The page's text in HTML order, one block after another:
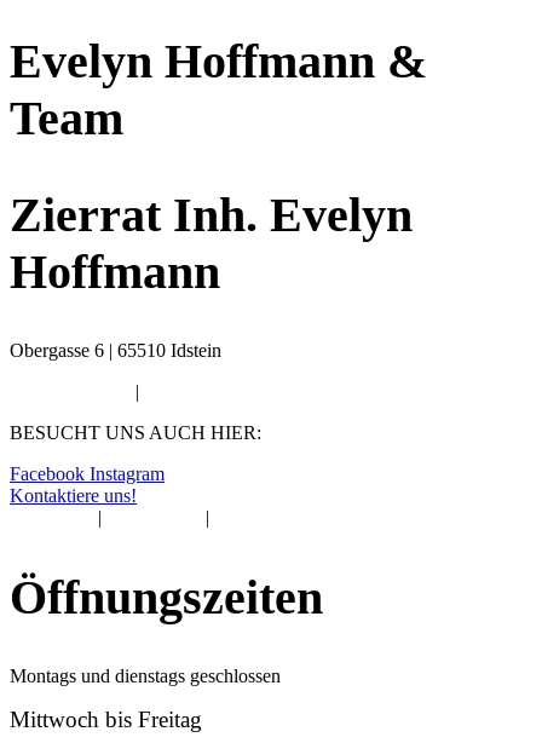
Evelyn Hoffmann &
Team
Zierrat Inh. Evelyn
Hoffmann
Obergasse 6 | 65510 Idstein
|
BESUCHT UNS AUCH HIER:
Facebook Instagram
Kontaktiere uns!
| |
Öffnungszeiten
Montags und dienstags geschlossen
Mittwoch bis Freitag